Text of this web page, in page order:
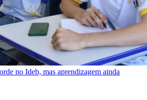
no Ideb, mas aprendizagem ainda